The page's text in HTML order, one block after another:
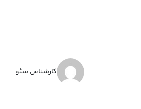
کارشناس سئو